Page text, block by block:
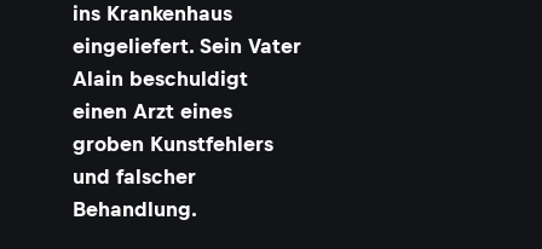
ins Krankenhaus
eingeliefert. Sein Vater
Alain beschuldigt
einen Arzt eines
groben Kunstfehlers
und falscher
Behandlung.